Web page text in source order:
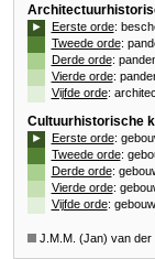
► Eerste orde:
Tweede orde:
Derde orde:
Vierde orde:
Vijfde orde:
Cultuurhistorische
► Eerste orde:
Tweede orde:
Derde orde:
Vierde orde:
Vijfde orde:
J.M.M. (Jan) van der